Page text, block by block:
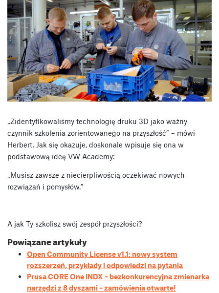
„Zidentyfikowaliśmy technologię druku 3D jako ważny
czynnik szkolenia zorientowanego na przyszłość” – mówi
Herbert. Jak się okazuje, doskonale wpisuje się ona w
podstawową ideę VW Academy:
„Musisz zawsze z niecierpliwością oczekiwać nowych
rozwiązań i pomysłów.”
A jak Ty szkolisz swój zespół przyszłości?
Powiązane artykuły
Open Community License v1.1: nowy system
rozszerzeń, przykłady i odpowiedzi na pytania
Prusa CORE One INDX – bezkonkurencyjna zmienarka
narzędzi z 8 dyszami – zamówienia otwarte!